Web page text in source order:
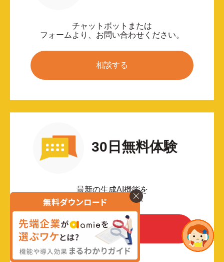
チャットボットまたは
フォームより、お問い合わせください。
相談する
30日無料体験
最新の生成AI機能を
体験いただけます。
無料で体験する